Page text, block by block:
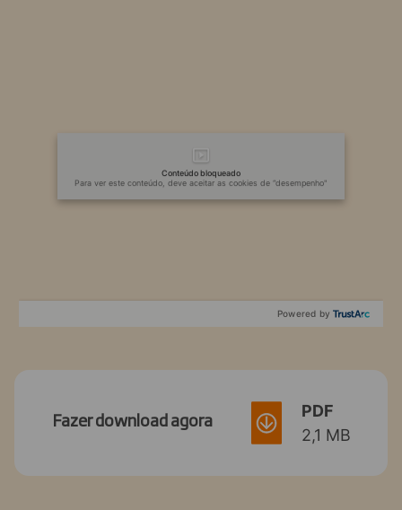
Conteúdo bloqueado
Para ver este conteúdo, deve aceitar as cookies de “desempenho"
Powered by
Fazer download agora
PDF
2,1 MB